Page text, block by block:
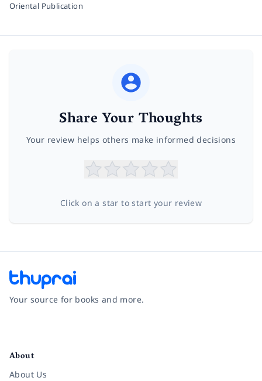
Oriental Publication
Share Your Thoughts
Your review helps others make informed decisions
Click on a star to start your review
Your source for books and more.
About
About Us